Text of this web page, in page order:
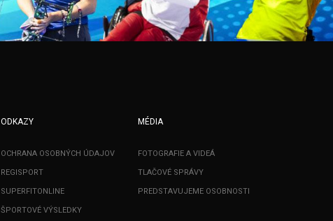
ODKAZY
OCHRANA OSOBNÝCH ÚDAJOV
REGISPORT
SUPERFITONLINE
ŠPORTOVÉ VÝSLEDKY
MÉDIA
FOTOGRAFIE A VIDEÁ
TLAČOVÉ SPRÁVY
PREDSTAVUJEME OSOBNOSTI